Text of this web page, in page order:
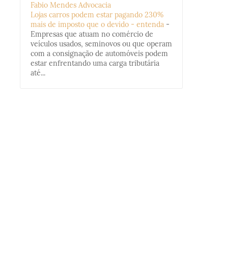
Fabio Mendes Advocacia
Lojas carros podem estar pagando 230%
mais de imposto que o devido - entenda -
Empresas que atuam no comércio de
veículos usados, seminovos ou que operam
com a consignação de automóveis podem
estar enfrentando uma carga tributária
até...